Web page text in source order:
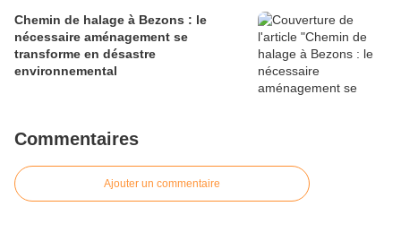
Chemin de halage à Bezons : le
nécessaire aménagement se
transforme en désastre
environnemental
Commentaires
Ajouter un commentaire